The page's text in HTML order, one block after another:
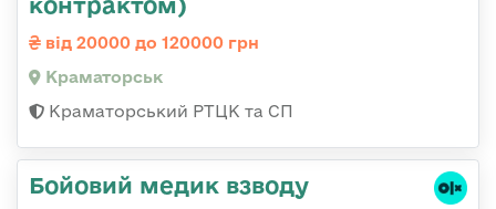
від 20000 до 120000 грн
Краматорськ
Краматорський РТЦК та СП
Бойовий медик взводу